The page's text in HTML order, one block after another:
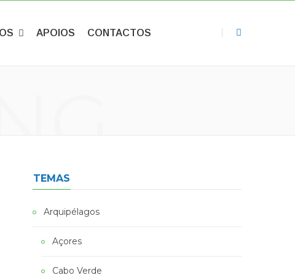
APOIOS CONTACTOS
TEMAS
Arquipélagos
Açores
Cabo Verde